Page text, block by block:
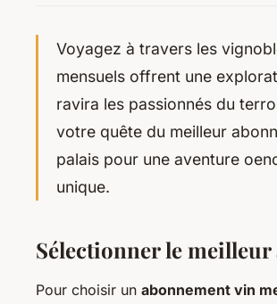
Voyagez à travers les
mensuels offrent une
ravira les passionnés du
votre quête du meilleur
palais pour une aventure
unique.
Sélectionner le
Pour choisir un abonnement vin